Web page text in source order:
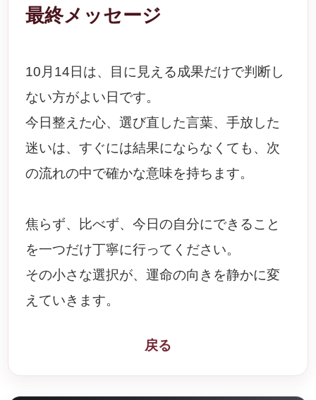
最終メッセージ
10月14日は、目に見える成果だけで判断し
ない方がよい日です。
今日整えた心、選び直した言葉、手放した
迷いは、すぐには結果にならなくても、次
の流れの中で確かな意味を持ちます。
焦らず、比べず、今日の自分にできること
を一つだけ丁寧に行ってください。
その小さな選択が、運命の向きを静かに変
えていきます。
戻る